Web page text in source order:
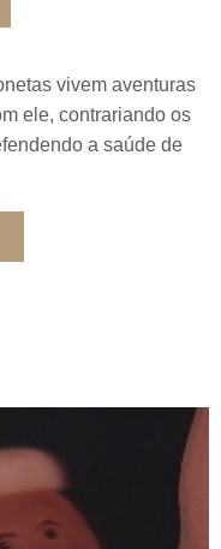
vivem aventuras
ele, contrariando os
a saúde de